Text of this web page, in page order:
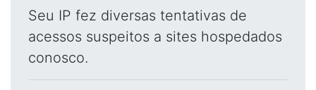
Seu IP fez diversas tentativas de
acessos suspeitos a sites hospedados
conosco.